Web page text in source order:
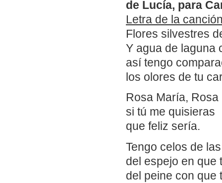
de Lucía, para
Letra de la
Flores silvestres
Y agua de laguna
así tengo
los olores de tu
Rosa María, Rosa
si tú me quisieras
que feliz sería.
Tengo celos de
del espejo en que
del peine con que